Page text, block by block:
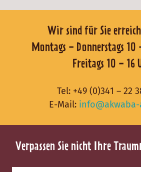
Wir sind für Sie
Montags -
Freitags 10 - 16
Tel: +49 (0)341 – 22
E-Mail:
Verpassen Sie nicht Ihre